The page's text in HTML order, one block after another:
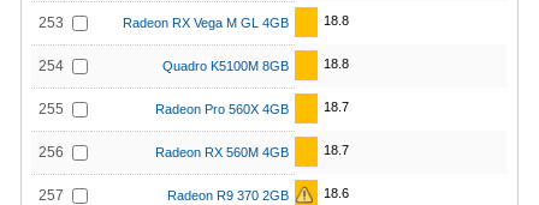
253 Radeon RX Vega M GL 4GB 18.8
254 Quadro K5100M 8GB 18.8
255 Radeon Pro 560X 4GB 18.7
256 Radeon RX 560M 4GB 18.7
257 Radeon R9 370 2GB 18.6